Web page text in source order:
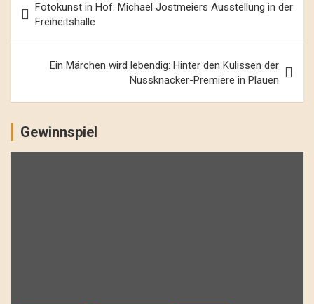
Navigation
Fotokunst in Hof: Michael Jostmeiers Ausstellung in der
Freiheitshalle
Ein Märchen wird lebendig: Hinter den Kulissen der
Nussknacker-Premiere in Plauen
Gewinnspiel